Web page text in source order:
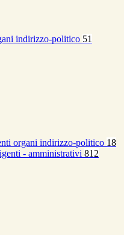
indirizzo-politico 51
organi indirizzo-politico 18
- amministrativi 812